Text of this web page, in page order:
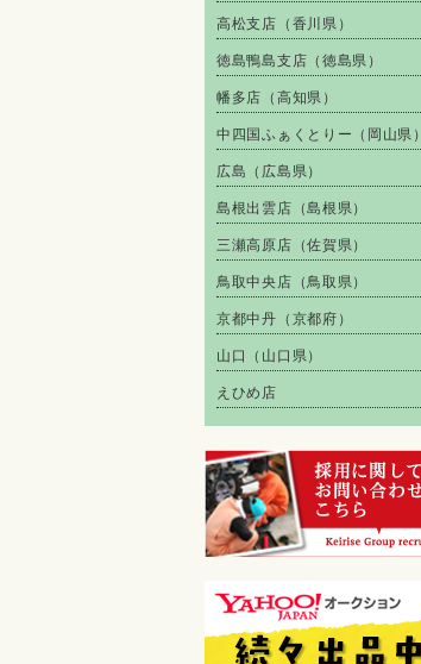
高松支店（香川県）
徳島鴨島支店（徳島県）
幡多店（高知県）
中四国ふぁくとりー（岡山県）
広島（広島県）
島根出雲店（島根県）
三瀬高原店（佐賀県）
鳥取中央店（鳥取県）
京都中丹（京都府）
山口（山口県）
えひめ店